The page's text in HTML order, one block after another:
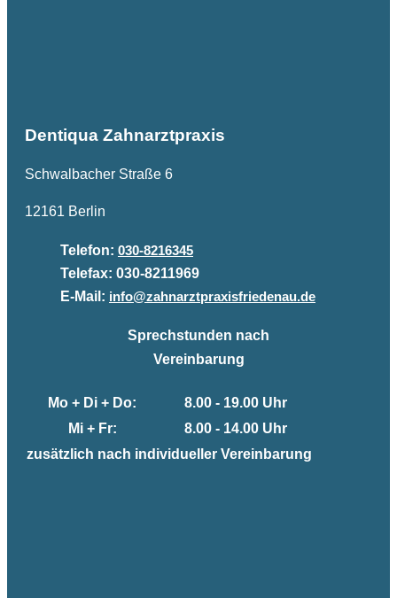
Dentiqua Zahnarztpraxis
Schwalbacher Straße 6
12161 Berlin
Telefon: 030-8216345
Telefax: 030-8211969
E-Mail: info@zahnarztpraxisfriedenau.de
Sprechstunden nach
Vereinbarung
Mo + Di + Do:
8.00 - 19.00 Uhr
Mi + Fr:
8.00 - 14.00 Uhr
zusätzlich nach individueller Vereinbarung